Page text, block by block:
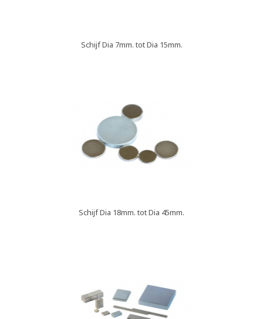
Schijf Dia 7mm. tot Dia 15mm.
Schijf Dia 18mm. tot Dia 45mm.